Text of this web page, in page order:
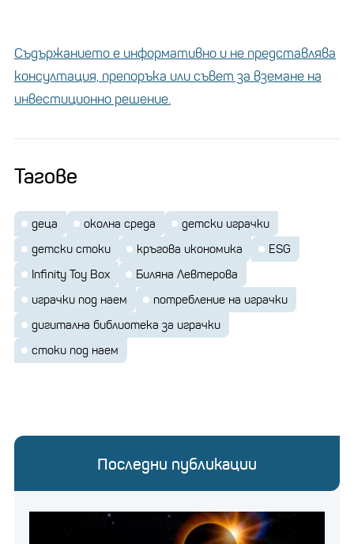
Съдържанието е информативно и не представлява
консултация, препоръка или съвет за вземане на
инвестиционно решение.
Тагове
деца околна среда
детски играчки
детски стоки
кръгова икономика
ESG
Infinity Toy Box
Биляна Левтерова
играчки под наем
потребление на играчки
дигитална библиотека за играчки
стоки под наем
Последни публикации